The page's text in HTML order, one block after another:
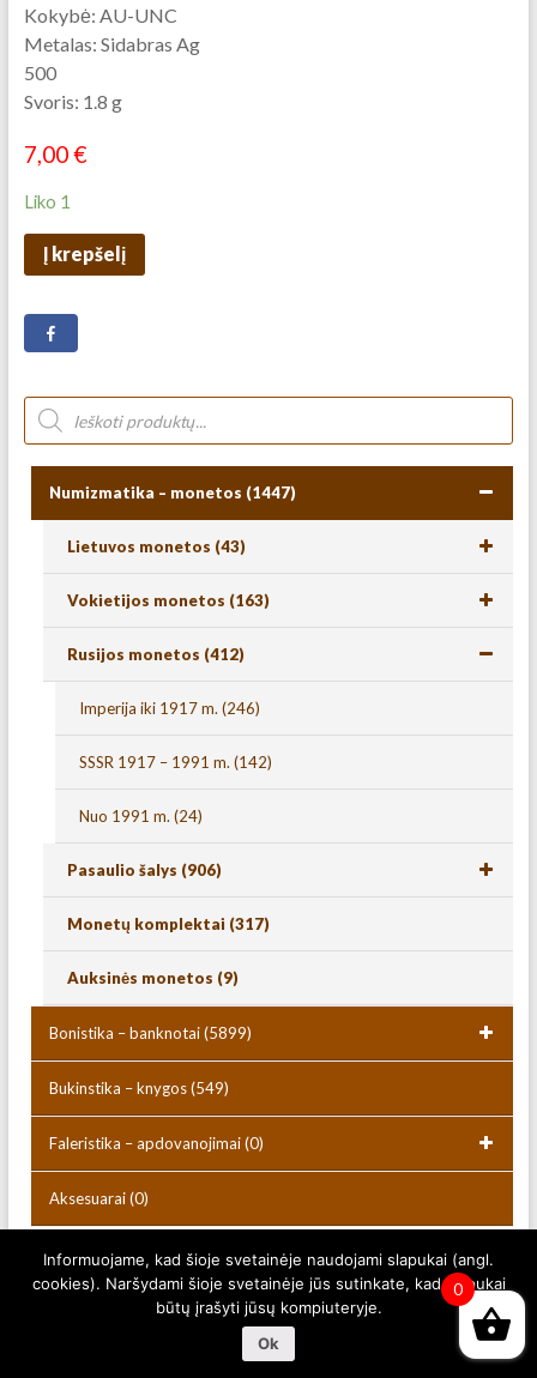
Kokybė: AU-UNC
Metalas: Sidabras Ag
500
Svoris: 1.8 g
7,00€
Liko 1
Į krepšelį
Numizmatika – monetos (1447)
Lietuvos monetos (43)
Vokietijos monetos (163)
Rusijos monetos (412)
Imperija iki 1917 m. (246)
SSSR 1917 – 1991 m. (142)
Nuo 1991 m. (24)
Pasaulio šalys (906)
Monetų komplektai (317)
Auksinės monetos (9)
Bonistika – banknotai(5899)
Bukinstika – knygos(549)
Faleristika – apdovanojimai(0)
Aksesuarai(0)
Copyright © 2026Numizmatikas.lt. Powered byWordPress. Theme:
Spacious byThemeGrill.
0
Informuojame, kad šioje svetainėje naudojami slapukai (angl.
cookies). Naršydami šioje svetainėje jūs sutinkate, kad slapukai
būtų įrašyti jūsų kompiuteryje.
Ok